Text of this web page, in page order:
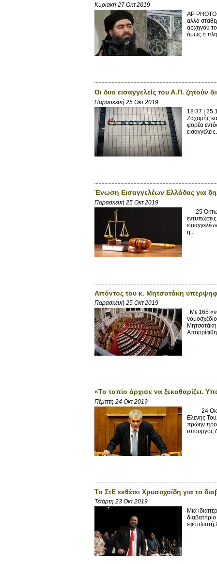
Κυριακή 27 Οκτ 2019
AP
αλλά
αρχηγού
όμως η
Οι δυο εισαγγελείς του Α.Π.
Παρασκευή 25 Οκτ 2019
18:37 |
Ζαχαρής
φορέα
Ένωση Εισαγγελέων Ελλάδας για
Παρασκευή 25 Οκτ 2019
25
η...
Απόντος του κ. Μητσοτάκη
Παρασκευή 25 Οκτ 2019
Με 165
«Το τοπίο άρχισε να ξεκαθαρίζει.
Πέμπτη 24 Οκτ 2019
24
Ελένης
πρώην
υπουργός
Το ΣτΕ εκθέτει Χρυσοχοϊδη για το
Τετάρτη 23 Οκτ 2019
Μια
εφοπλιστή